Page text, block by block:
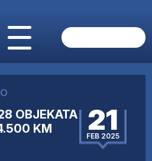
OBJEKATA
KM
21
FEB 2025